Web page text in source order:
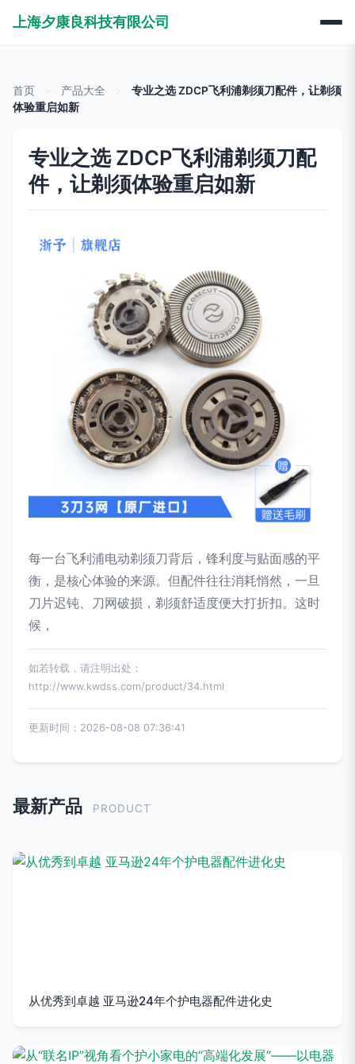
上海夕康良科技有限公司
首页 产品大全
专业之选 ZDCP飞利浦剃须刀配件，让剃须
体验重启如新
专业之选 ZDCP飞利浦剃须刀配
件，让剃须体验重启如新
每一台飞利浦电动剃须刀背后，锋利度与贴面感的平
衡，是核心体验的来源。但配件往往消耗悄然，一旦
刀片迟钝、刀网破损，剃须舒适度便大打折扣。这时
候，
如若转载，请注明出处：
http://www.kwdss.com/product/34.html
更新时间：2026-08-08 07:36:41
最新产品 PRODUCT
从优秀到卓越 亚马逊24年个护电器配件进化史